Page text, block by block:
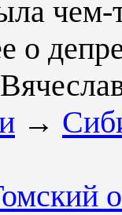
чем-
о
→